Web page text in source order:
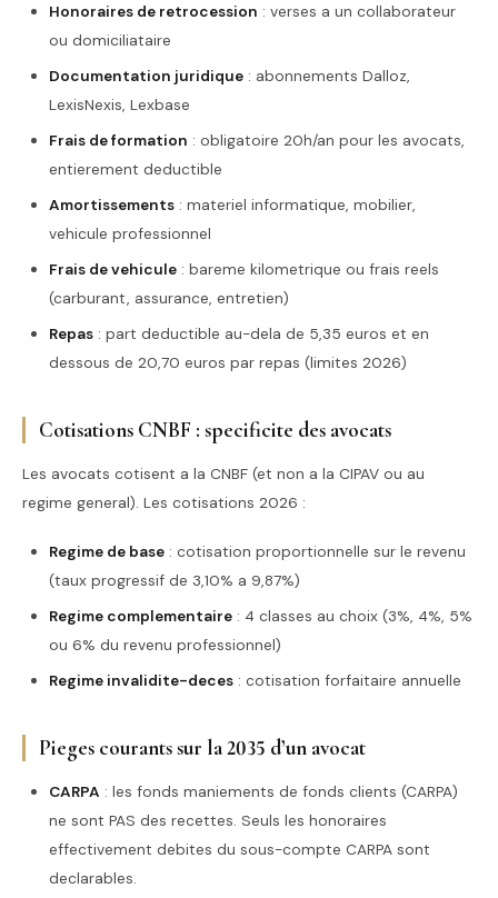
Honoraires de retrocession : verses a un collaborateur
ou domiciliataire
Documentation juridique : abonnements Dalloz,
LexisNexis, Lexbase
Frais de formation : obligatoire 20h/an pour les avocats,
entierement deductible
Amortissements : materiel informatique, mobilier,
vehicule professionnel
Frais de vehicule : bareme kilometrique ou frais reels
(carburant, assurance, entretien)
Repas : part deductible au-dela de 5,35 euros et en
dessous de 20,70 euros par repas (limites 2026)
Cotisations CNBF : specificite des avocats
Les avocats cotisent a la CNBF (et non a la CIPAV ou au
regime general). Les cotisations 2026 :
Regime de base : cotisation proportionnelle sur le revenu
(taux progressif de 3,10% a 9,87%)
Regime complementaire : 4 classes au choix (3%, 4%, 5%
ou 6% du revenu professionnel)
Regime invalidite-deces : cotisation forfaitaire annuelle
Pieges courants sur la 2035 d’un avocat
CARPA : les fonds maniements de fonds clients (CARPA)
ne sont PAS des recettes. Seuls les honoraires
effectivement debites du sous-compte CARPA sont
declarables.